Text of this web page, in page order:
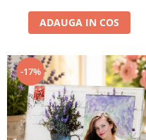
ADAUGA IN COS
-17%